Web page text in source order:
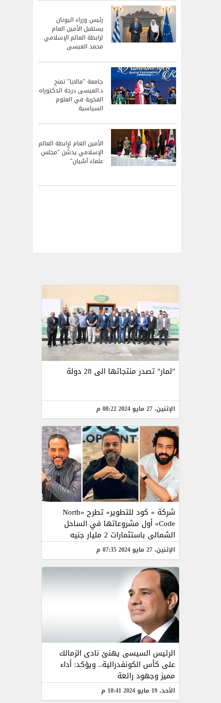
رئيس وزراء اليونان
يستقبل الأمين العام
لرابطة العالم الإسلامي
محمد العيسى
جامعة "مالايا" تمنح
د.العيسى درجة الدكتوراه
الفخرية في العلوم
السياسية
الأمين العام لرابطة العالم
الإسلامي يدشّن "مجلس
علماء آسْيان"
"لمار" تصدر منتجاتها الى 28 دولة
الإثنين، 27 مايو 2024 08:22 م
شركة » كود للتطوير» تطرح «North
Code» أول مشروعاتها في الساحل
الشمالى باستثمارات 2 مليار جنيه
الإثنين، 27 مايو 2024 07:35 م
الرئيس السيسى يهنئ نادى الزمالك
على كأس الكونفدرالية.. ويؤكد: أداء
مميز وجهود رائعة
الأحد، 19 مايو 2024 10:41 م